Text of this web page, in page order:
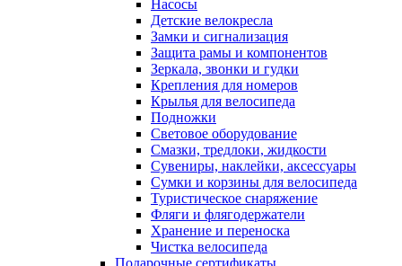
Насосы
Детские велокресла
Замки и сигнализация
Защита рамы и компонентов
Зеркала, звонки и гудки
Крепления для номеров
Крылья для велосипеда
Подножки
Световое оборудование
Смазки, тредлоки, жидкости
Сувениры, наклейки, аксессуары
Сумки и корзины для велосипеда
Туристическое снаряжение
Фляги и флягодержатели
Хранение и переноска
Чистка велосипеда
Подарочные сертификаты